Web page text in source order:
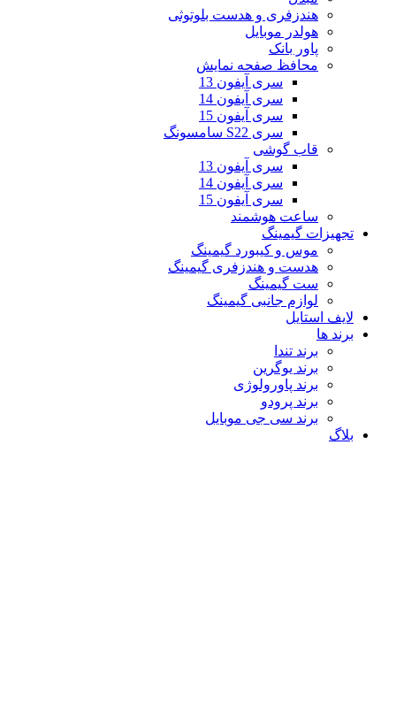
هندزفری و هدست بلوتوثی
هولدر موبایل
پاور بانک
محافظ صفحه نمایش
سری آیفون 13
سری آیفون 14
سری آیفون 15
سری S22 سامسونگ
قاب گوشی
سری آیفون 13
سری آیفون 14
سری آیفون 15
ساعت هوشمند
تجهیزات گیمینگ
موس و کیبورد گیمینگ
هدست و هندزفری گیمینگ
ست گیمینگ
لوازم جانبی گیمینگ
لایف استایل
برند ها
برند تندا
برند یوگرین
برند پاورولوژی
برند پرودو
برند سی جی موبایل
بلاگ